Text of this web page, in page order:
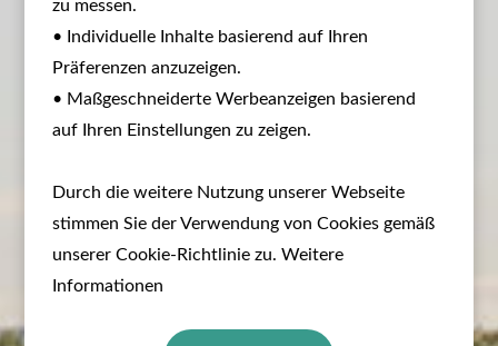
zu messen.
• Individuelle Inhalte basierend auf Ihren
Präferenzen anzuzeigen.
• Maßgeschneiderte Werbeanzeigen basierend
auf Ihren Einstellungen zu zeigen.
Durch die weitere Nutzung unserer Webseite
stimmen Sie der Verwendung von Cookies gemäß
unserer Cookie-Richtlinie zu. Weitere
Informationen